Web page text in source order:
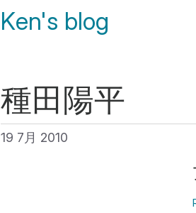
Ken's blog
種田陽平
19 7月 2010